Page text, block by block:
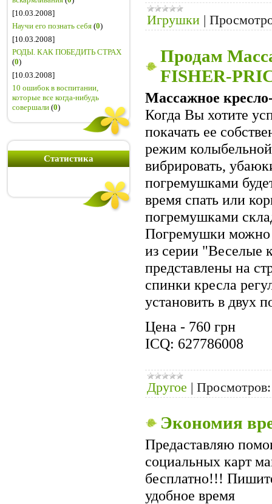
[10.03.2008]
Научи его познать себя (0)
[10.03.2008]
РОДЫ. КАК ПОБЕДИТЬ СТРАХ
(0)
[10.03.2008]
10 ошибок в воспитании,
которые все когда-нибудь
совершали (0)
Статистика
Игрушки |
Продам
FISHER-
Массажное
Когда Вы хотите
покачать ее
режим
вибрировать,
погремушками
время спать или
погремушками
Погремушки можно
из серии "Веселые
представлены на
спинки кресла
установить в двух
Цена - 760 грн
IСQ: 627786008
Другое | Просмотров:
Экономия
Предаставляю
социальных карт
бесплатно!!!
удобное время